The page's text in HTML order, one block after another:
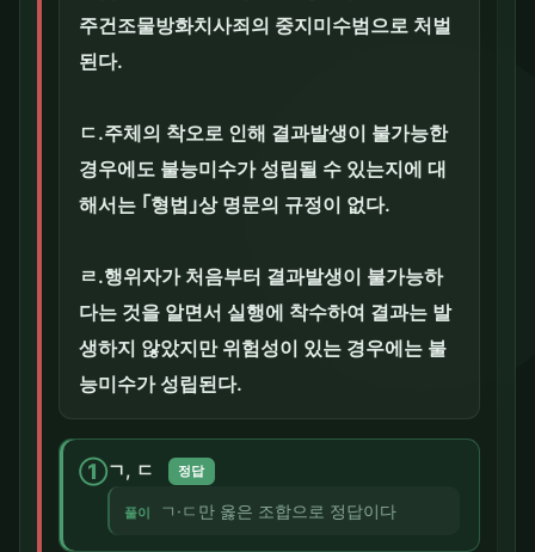
주건조물방화치사죄의 중지미수범으로 처벌
된다.
ㄷ.주체의 착오로 인해 결과발생이 불가능한
경우에도 불능미수가 성립될 수 있는지에 대
해서는 ｢형법｣상 명문의 규정이 없다.
ㄹ.행위자가 처음부터 결과발생이 불가능하
다는 것을 알면서 실행에 착수하여 결과는 발
생하지 않았지만 위험성이 있는 경우에는 불
능미수가 성립된다.
①ㄱ, ㄷ 정답
풀이 ㄱ·ㄷ만 옳은 조합으로 정답이다